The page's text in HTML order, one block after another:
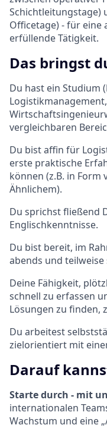
Schichtleitungstage)
Officetage) - für eine
erfüllende Tätigkeit.
Das bringst
Du hast ein Studium
vergleichbaren
Du bist affin für
erste praktische
können (z.B. in
Ähnlichem).
Du sprichst fließend
Englischkenntnisse.
Du bist bereit, im
abends und
Deine Fähigkeit,
schnell zu erfassen
Lösungen zu finden,
Du arbeitest
zielorientiert mit
Darauf
Starte durch - mit
internationalen
Wachstum und eine